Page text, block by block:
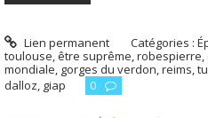
Lien permanent Catégories :
toulouse,être suprême,robespierre,
mondiale, gorges du verdon,reims,
dalloz, giap 0